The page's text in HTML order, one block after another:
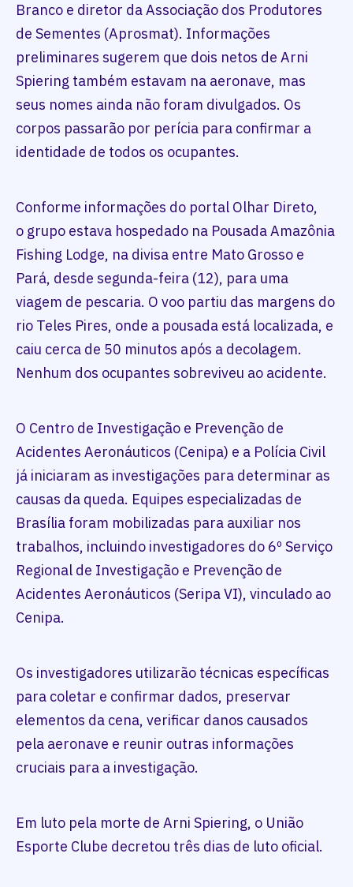
Branco e diretor da Associação dos Produtores
de Sementes (Aprosmat). Informações
preliminares sugerem que dois netos de Arni
Spiering também estavam na aeronave, mas
seus nomes ainda não foram divulgados. Os
corpos passarão por perícia para confirmar a
identidade de todos os ocupantes.
Conforme informações do portal Olhar Direto,
o grupo estava hospedado na Pousada Amazônia
Fishing Lodge, na divisa entre Mato Grosso e
Pará, desde segunda-feira (12), para uma
viagem de pescaria. O voo partiu das margens do
rio Teles Pires, onde a pousada está localizada, e
caiu cerca de 50 minutos após a decolagem.
Nenhum dos ocupantes sobreviveu ao acidente.
O Centro de Investigação e Prevenção de
Acidentes Aeronáuticos (Cenipa) e a Polícia Civil
já iniciaram as investigações para determinar as
causas da queda. Equipes especializadas de
Brasília foram mobilizadas para auxiliar nos
trabalhos, incluindo investigadores do 6º Serviço
Regional de Investigação e Prevenção de
Acidentes Aeronáuticos (Seripa VI), vinculado ao
Cenipa.
Os investigadores utilizarão técnicas específicas
para coletar e confirmar dados, preservar
elementos da cena, verificar danos causados
pela aeronave e reunir outras informações
cruciais para a investigação.
Em luto pela morte de Arni Spiering, o União
Esporte Clube decretou três dias de luto oficial.